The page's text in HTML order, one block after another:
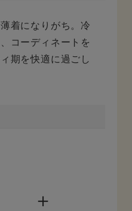
着になりがち。冷
コーディネートを
期を快適に過ごし
＋